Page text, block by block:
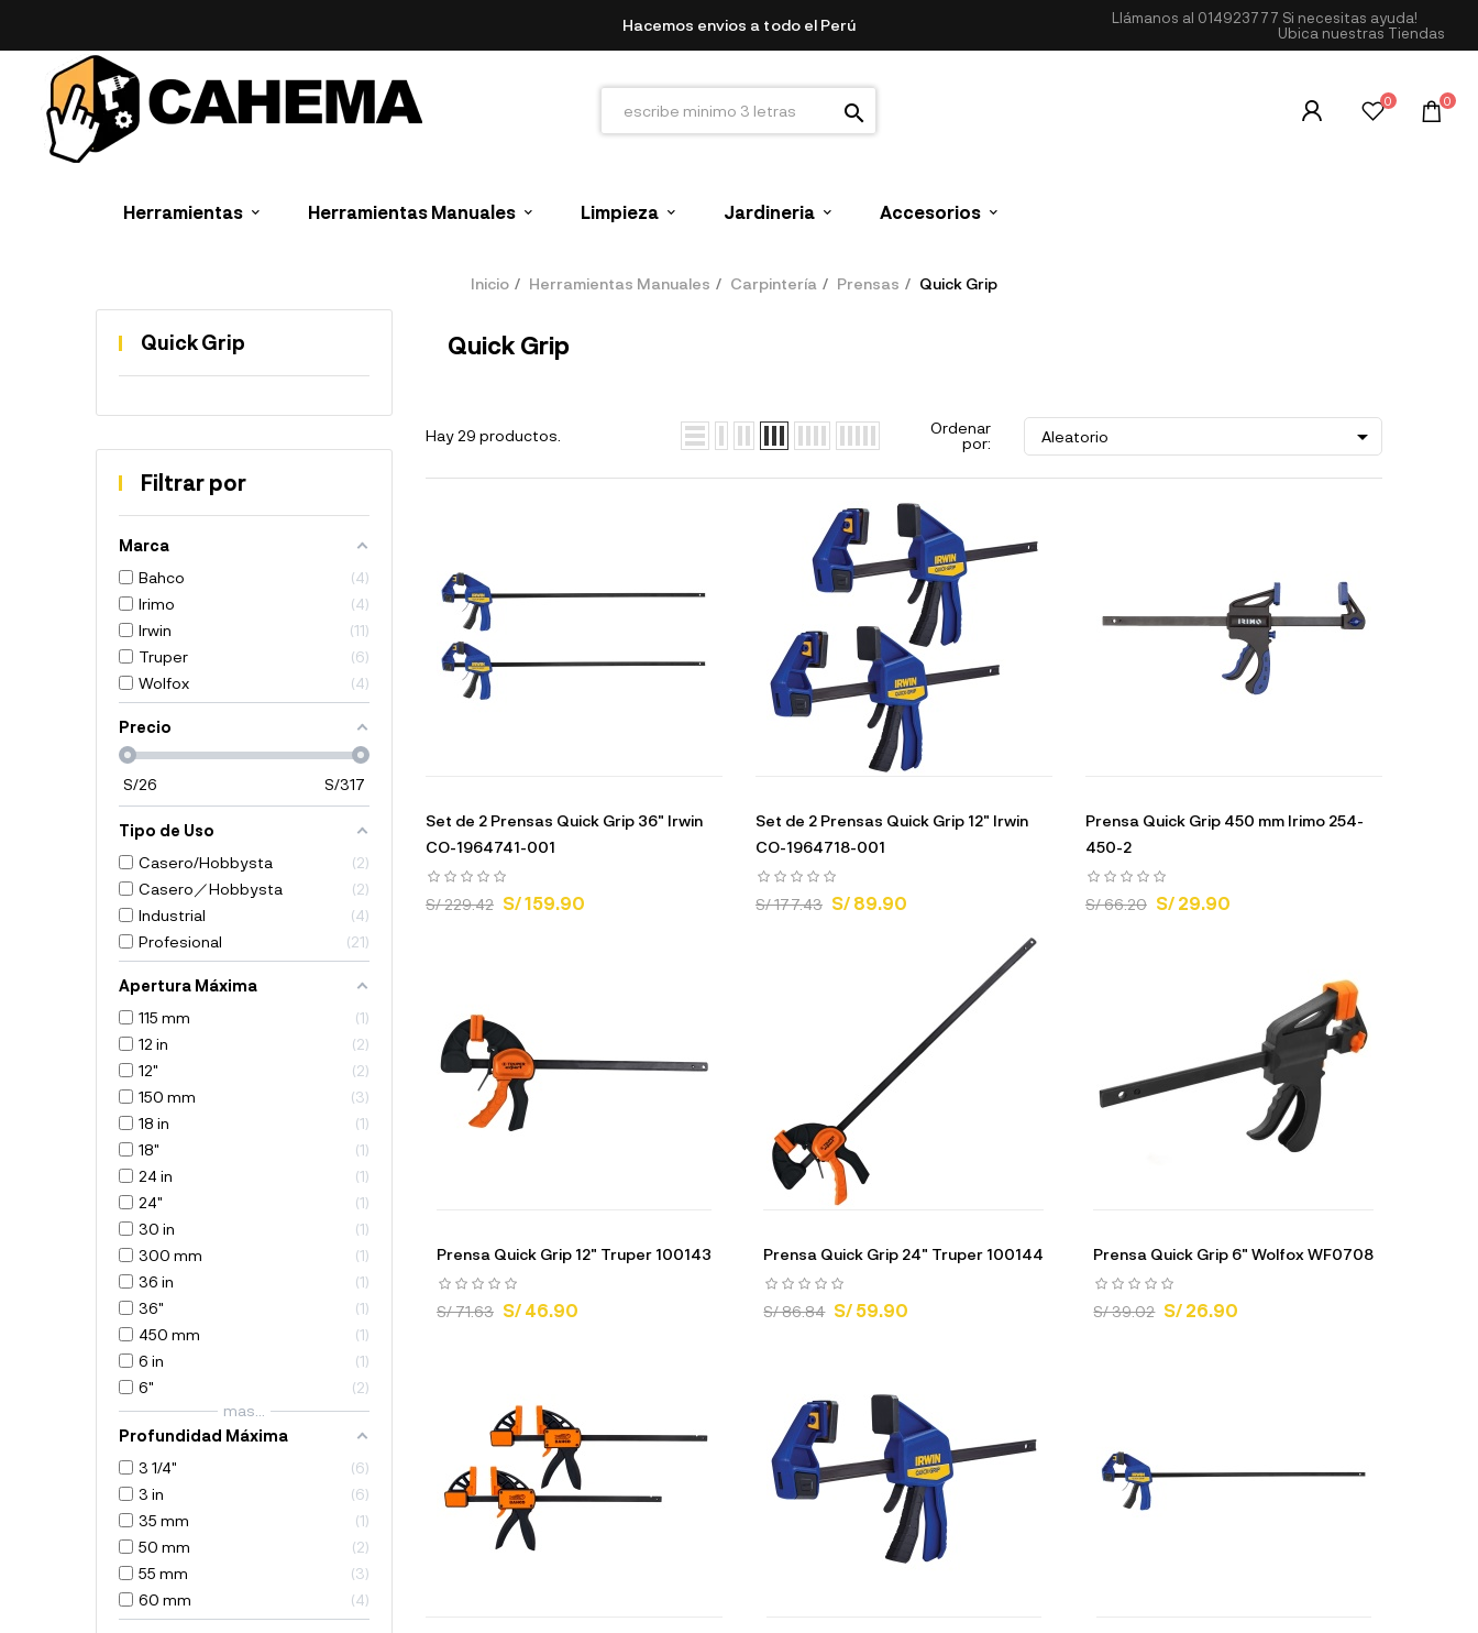
Hacemos envios a todo el Perú Llámanos al 014923777 Si necesitas ayuda!
Ubica nuestras Tiendas
search 0 0
Herramientas Herramientas Manuales Limpieza Jardineria Accesorios
Inicio Herramientas Manuales Carpintería Prensas Quick Grip
Quick Grip
Filtrar por
Marca
Bahco
4
Irimo
4
Irwin
11
Truper
6
Wolfox
4
Precio
S/26 S/317
Tipo de Uso
Casero/Hobbysta
2
Casero／Hobbysta
2
Industrial
4
Profesional
21
Apertura Máxima
115 mm
1
12 in
2
12"
2
150 mm
3
18 in
1
18"
1
24 in
1
24"
1
30 in
1
300 mm
1
36 in
1
36"
1
450 mm
1
6 in
1
6"
2
mas...
Profundidad Máxima
3 1/4"
6
3 in
6
35 mm
1
50 mm
2
55 mm
3
60 mm
4
Quick Grip
Hay 29 productos.
Ordenar
por:
Aleatorio 
Set de 2 Prensas Quick Grip 36" Irwin
CO-1964741-001
S/ 229.42 S/ 159.90
Set de 2 Prensas Quick Grip 12" Irwin
CO-1964718-001
S/ 177.43 S/ 89.90
Prensa Quick Grip 450 mm Irimo 254-
450-2
S/ 66.20 S/ 29.90
Prensa Quick Grip 12" Truper 100143
S/ 71.63 S/ 46.90
Prensa Quick Grip 24" Truper 100144
S/ 86.84 S/ 59.90
Prensa Quick Grip 6" Wolfox WF0708
S/ 39.02 S/ 26.90